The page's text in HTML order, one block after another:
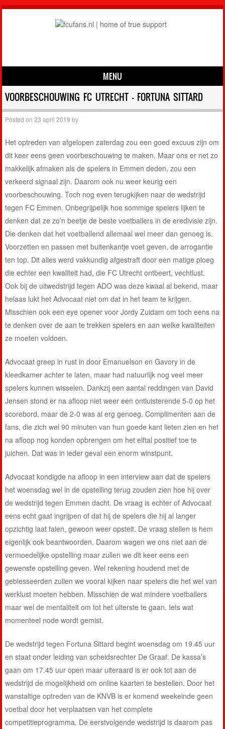
MENU
Skip to content
VOORBESCHOUWING FC UTRECHT – FORTUNA SITTARD
Posted on23 april 2019 by
Het optreden van afgelopen zaterdag zou een goed excuus zijn om
dit keer eens geen voorbeschouwing te maken. Maar ons er net zo
makkelijk afmaken als de spelers in Emmen deden, zou een
verkeerd signaal zijn. Daarom ook nu weer keurig een
voorbeschouwing. Toch nog even terugkijken naar de wedstrijd
tegen FC Emmen. Onbegrijpelijk hoe sommige spelers lijken te
denken dat ze zo’n beetje de beste voetballers in de eredivisie zijn.
Die denken dat het voetballend allemaal wel meer dan genoeg is.
Voorzetten en passen met buitenkantje voet geven, de arrogantie
ten top. Dit alles werd vakkundig afgestraft door een matige ploeg
die echter een kwaliteit had, die FC Utrecht ontbeert, vechtlust.
Ook bij de uitwedstrijd tegen ADO was deze kwaal al bekend, maar
helaas lukt het Advocaat niet om dat in het team te krijgen.
Misschien ook een eye opener voor Jordy Zuidam om toch eens na
te denken over de aan te trekken spelers en aan welke kwaliteiten
ze moeten voldoen.
Advocaat greep in rust in door Emanuelson en Gavory in de
kleedkamer achter te laten, maar had natuurlijk nog veel meer
spelers kunnen wisselen. Dankzij een aantal reddingen van David
Jensen stond er na afloop niet weer een ontluisterende 5-0 op het
scorebord, maar de 2-0 was al erg genoeg. Complimenten aan de
fans, die zich wel 90 minuten van hun goede kant lieten zien en het
na afloop nog konden opbrengen om het elftal positief toe te
juichen. Dat was in ieder geval een enorm winstpunt.
Advocaat kondigde na afloop in een interview aan dat de spelers
het woensdag wel in de opstelling terug zouden zien hoe hij over
de wedstrijd tegen Emmen dacht. De vraag is echter of Advocaat
eens echt gaat ingrijpen of dat hij de spelers die hij al langer
opzichtig laat falen, gewoon weer opstelt. De vraag stellen is hem
eigenlijk ook beantwoorden. Daarom wagen we ons niet aan de
vermoedelijke opstelling maar zullen we dit keer eens een
gewenste opstelling geven. Wel rekening houdend met de
geblesseerden zullen we vooral kijken naar spelers die het wel van
werklust moeten hebben. Misschien de wat mindere voetballers
maar wel de mentaliteit om tot het uiterste te gaan. Iets wat
momenteel node wordt gemist.
De wedstrijd tegen Fortuna Sittard begint woensdag om 19.45 uur
en staat onder leiding van scheidsrechter De Graaf. De kassa’s
gaan om 17.45 uur open maar uiteraard is er ook tot aan de
wedstrijd de mogelijkheid om online kaarten te bestellen. Door het
wanstaltige optreden van de KNVB is er komend weekeinde geen
voetbal door het verplaatsen van het complete
competitieprogramma. De eerstvolgende wedstrijd is daarom pas